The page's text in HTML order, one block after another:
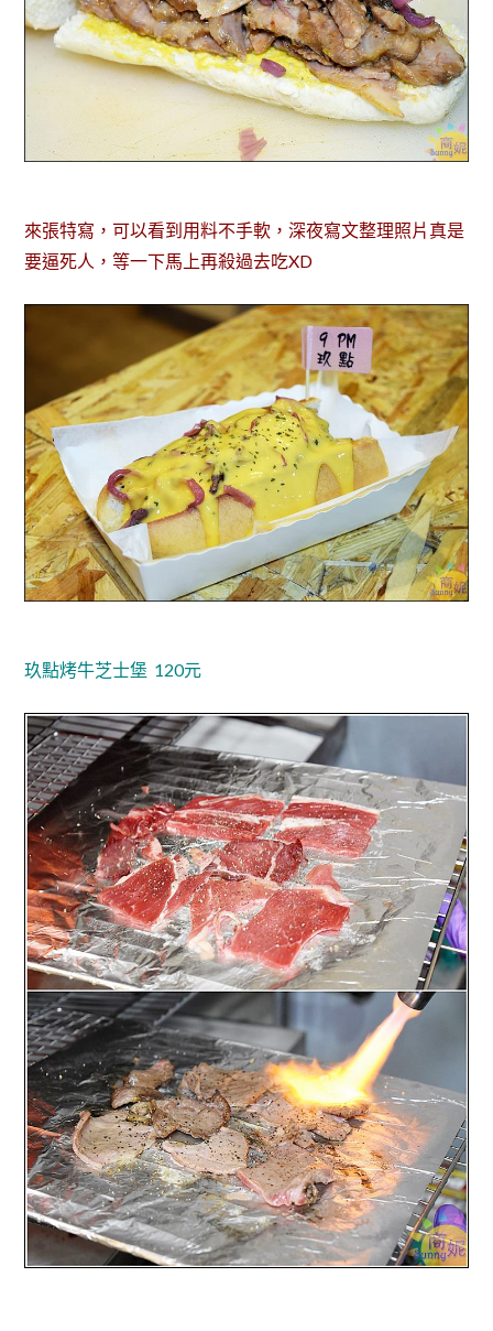
來張特寫，可以看到用料不手軟，深夜寫文整理照片真是
要逼死人，等一下馬上再殺過去吃XD
玖點烤牛芝士堡 120元